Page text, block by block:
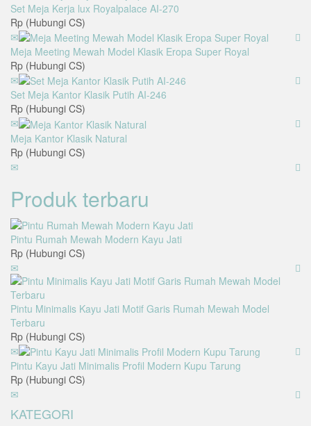
Set Meja Kerja lux Royalpalace AI-270
Rp (Hubungi CS)
Meja Meeting Mewah Model Klasik Eropa Super Royal
Rp (Hubungi CS)
Set Meja Kantor Klasik Putih AI-246
Rp (Hubungi CS)
Meja Kantor Klasik Natural
Rp (Hubungi CS)
Produk terbaru
Pintu Rumah Mewah Modern Kayu Jati
Rp (Hubungi CS)
Pintu Minimalis Kayu Jati Motif Garis Rumah Mewah Model
Terbaru
Rp (Hubungi CS)
Pintu Kayu Jati Minimalis Profil Modern Kupu Tarung
Rp (Hubungi CS)
KATEGORI